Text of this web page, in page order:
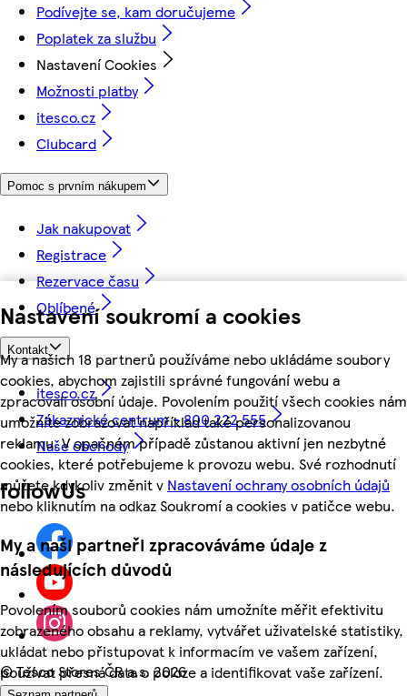
Nastavení soukromí a cookies
My a našich 18 partnerů používáme nebo ukládáme soubory
cookies, abychom zajistili správné fungování webu a
zpracovali osobní údaje. Povolením použití všech cookies nám
umožníte zobrazovat například také personalizovanou
reklamu. V opačném případě zůstanou aktivní jen nezbytné
cookies, které potřebujeme k provozu webu. Své rozhodnutí
můžete kdykoliv změnit v Nastavení ochrany osobních údajů
nebo kliknutím na odkaz Soukromí a cookies v patičce webu.
My a naši partneři zpracováváme údaje z
následujících důvodů
Povolením souborů cookies nám umožníte měřit efektivitu
zobrazeného obsahu a reklamy, vytvářet uživatelské statistiky,
ukládat nebo přistupovat k informacím ve vašem zařízení,
používat přesná data o poloze a identifikovat vaše zařízení.
Podívejte se, kam doručujeme
Poplatek za službu
Nastavení Cookies
Možnosti platby
itesco.cz
Clubcard
Pomoc s prvním nákupem
Jak nakupovat
Registrace
Rezervace času
Oblíbené
Kontakt
itesco.cz
Zákaznické centrum - 800 222 555
Naše obchody
followUs
©Tesco Stores ČR a.s. 2026